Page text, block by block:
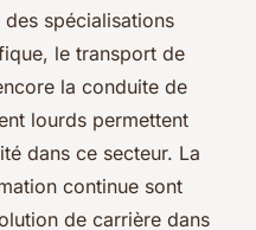
spécialisations
le transport de
la conduite de
lourds permettent
dans ce secteur. La
continue sont
de carrière dans